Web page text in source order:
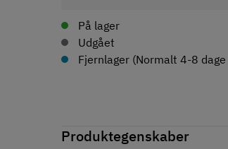
På lager
Udgået
Fjernlager (Normalt 4-8
Produktegenskaber